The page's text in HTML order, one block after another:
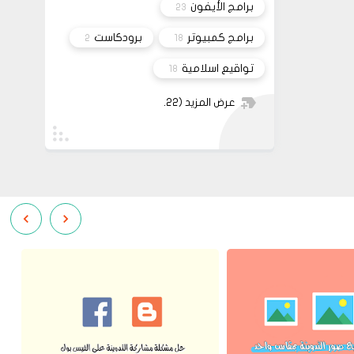
برامج الأيفون 23
برامج كمبيوتر 18 برودكاست 2
تواقيع اسلامية 18
عرض المزيد (22)